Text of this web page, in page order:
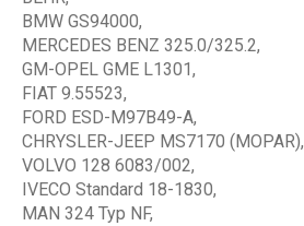
BMW GS94000,
MERCEDES BENZ 325.0/325.2,
GM-OPEL GME L1301,
FIAT 9.55523,
FORD ESD-M97B49-A,
CHRYSLER-JEEP MS7170 (MOPAR),
VOLVO 128 6083/002,
IVECO Standard 18-1830,
MAN 324 Typ NF,